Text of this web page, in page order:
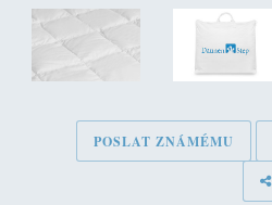
POSLAT ZNÁMÉMU